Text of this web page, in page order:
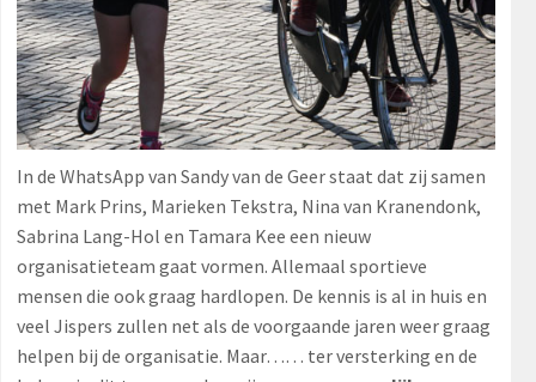
In de WhatsApp van Sandy van de Geer staat dat zij samen
met Mark Prins, Marieken Tekstra, Nina van Kranendonk,
Sabrina Lang-Hol en Tamara Kee een nieuw
organisatieteam gaat vormen. Allemaal sportieve
mensen die ook graag hardlopen. De kennis is al in huis en
veel Jispers zullen net als de voorgaande jaren weer graag
helpen bij de organisatie. Maar…… ter versterking en de